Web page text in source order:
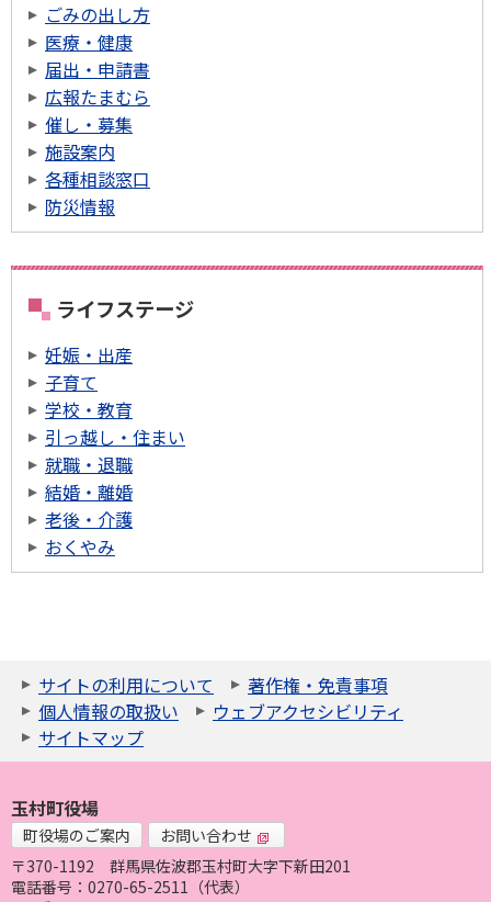
ごみの出し方
医療・健康
届出・申請書
広報たまむら
催し・募集
施設案内
各種相談窓口
防災情報
ライフステージ
妊娠・出産
子育て
学校・教育
引っ越し・住まい
就職・退職
結婚・離婚
老後・介護
おくやみ
サイトの利用について
著作権・免責事項
個人情報の取扱い
ウェブアクセシビリティ
サイトマップ
玉村町役場
町役場のご案内
お問い合わせ
〒370-1192
群馬県佐波郡玉村町大字下新田201
電話番号：0270-65-2511（代表）